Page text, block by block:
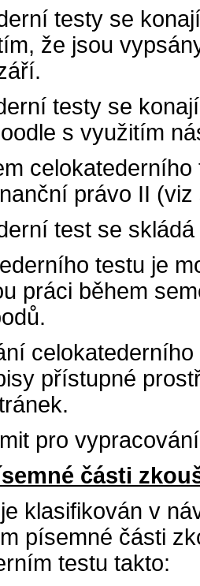
testy se
že jsou
testy se
s využitím
právo II
test se
testu je
práci během
přístupné
pro
části
klasifikován v
písemné části
testu takto: